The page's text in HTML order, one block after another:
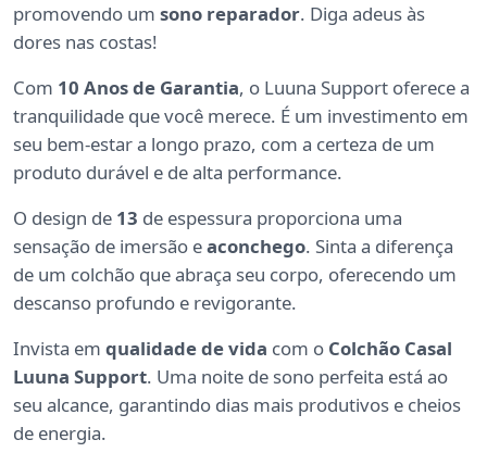
promovendo um sono reparador. Diga adeus às
dores nas costas!
Com 10 Anos de Garantia, o Luuna Support oferece a
tranquilidade que você merece. É um investimento em
seu bem-estar a longo prazo, com a certeza de um
produto durável e de alta performance.
O design de 13 de espessura proporciona uma
sensação de imersão eaconchego. Sinta a diferença
de um colchão que abraça seu corpo, oferecendo um
descanso profundo e revigorante.
Invista em qualidade de vida com o Colchão Casal
Luuna Support. Uma noite de sono perfeita está ao
seu alcance, garantindo dias mais produtivos e cheios
de energia.